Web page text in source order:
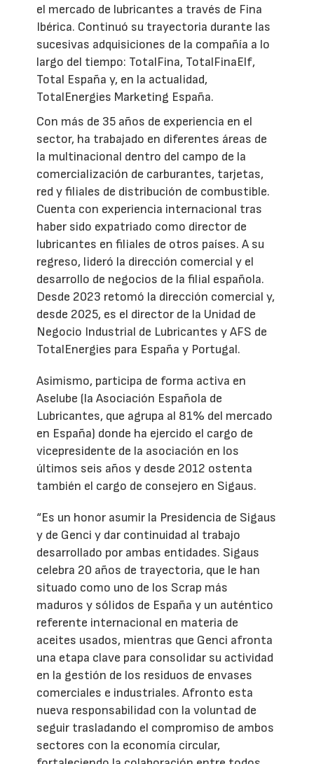
el mercado de lubricantes a través de Fina
Ibérica. Continuó su trayectoria durante las
sucesivas adquisiciones de la compañía a lo
largo del tiempo: TotalFina, TotalFinaElf,
Total España y, en la actualidad,
TotalEnergies Marketing España.
Con más de 35 años de experiencia en el
sector, ha trabajado en diferentes áreas de
la multinacional dentro del campo de la
comercialización de carburantes, tarjetas,
red y filiales de distribución de combustible.
Cuenta con experiencia internacional tras
haber sido expatriado como director de
lubricantes en filiales de otros países. A su
regreso, lideró la dirección comercial y el
desarrollo de negocios de la filial española.
Desde 2023 retomó la dirección comercial y,
desde 2025, es el director de la Unidad de
Negocio Industrial de Lubricantes y AFS de
TotalEnergies para España y Portugal.
Asimismo, participa de forma activa en
Aselube (la Asociación Española de
Lubricantes, que agrupa al 81% del mercado
en España) donde ha ejercido el cargo de
vicepresidente de la asociación en los
últimos seis años y desde 2012 ostenta
también el cargo de consejero en Sigaus.
“Es un honor asumir la Presidencia de Sigaus
y de Genci y dar continuidad al trabajo
desarrollado por ambas entidades. Sigaus
celebra 20 años de trayectoria, que le han
situado como uno de los Scrap más
maduros y sólidos de España y un auténtico
referente internacional en materia de
aceites usados, mientras que Genci afronta
una etapa clave para consolidar su actividad
en la gestión de los residuos de envases
comerciales e industriales. Afronto esta
nueva responsabilidad con la voluntad de
seguir trasladando el compromiso de ambos
sectores con la economía circular,